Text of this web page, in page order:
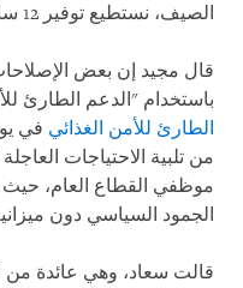
الصيف، نستطيع توفير 12 ساعة فقط في اليوم".
قال مجيد إن بعض
باستخدام "الدعم الطارئ
الطارئ للأمن الغذائي
من تلبية الاحتياجات
موظفي القطاع العام،
الجمود السياسي دون
قالت سعاد، وهي عائدة